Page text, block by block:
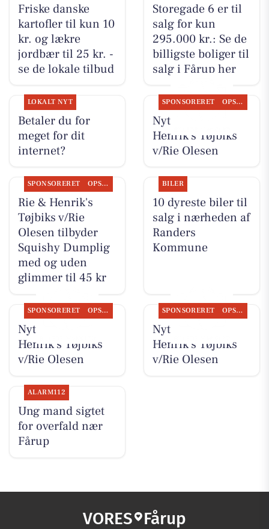
Friske danske
kartofler til kun 10
kr. og lækre
jordbær til 25 kr. -
se de lokale tilbud
Storegade 6 er til
salg for kun
295.000 kr.: Se de
billigste boliger til
salg i Fårup her
LOKALT NYT
Betaler du for
meget for dit
internet?
SPONSORERET OPSLAGSTAVLEN
Nyt fra Rie &
Henrik's Tøjbiks
v/Rie Olesen
SPONSORERET OPSLAGSTAVLEN
Rie & Henrik's
Tøjbiks v/Rie
Olesen tilbyder
Squishy Dumplig
med og uden
glimmer til 45 kr
BILER
10 dyreste biler til
salg i nærheden af
Randers
Kommune
SPONSORERET OPSLAGSTAVLEN
Nyt fra Rie &
Henrik's Tøjbiks
v/Rie Olesen
SPONSORERET OPSLAGSTAVLEN
Nyt fra Rie &
Henrik's Tøjbiks
v/Rie Olesen
ALARM112
Ung mand sigtet
for overfald nær
Fårup
VORES Fårup